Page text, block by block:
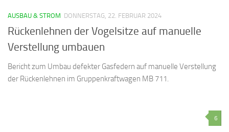
AUSBAU & STROM DONNERSTAG, 22. FEBRUAR 2024
Rückenlehnen der Vogelsitze auf manuelle
Verstellung umbauen
Bericht zum Umbau defekter Gasfedern auf manuelle Verstellung
der Rückenlehnen im Gruppenkraftwagen MB 711.
6